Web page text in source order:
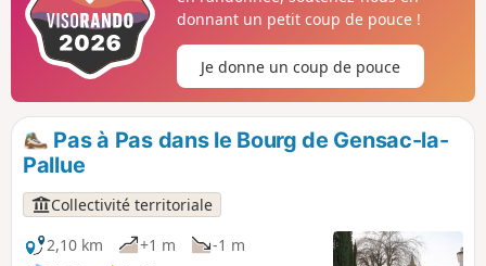
donnant un petit coup de pouce !
Je donne un coup de pouce
Pas à Pas dans le Bourg de Gensac-la-
Pallue
Collectivité territoriale
2,10 km
+1 m
-1 m